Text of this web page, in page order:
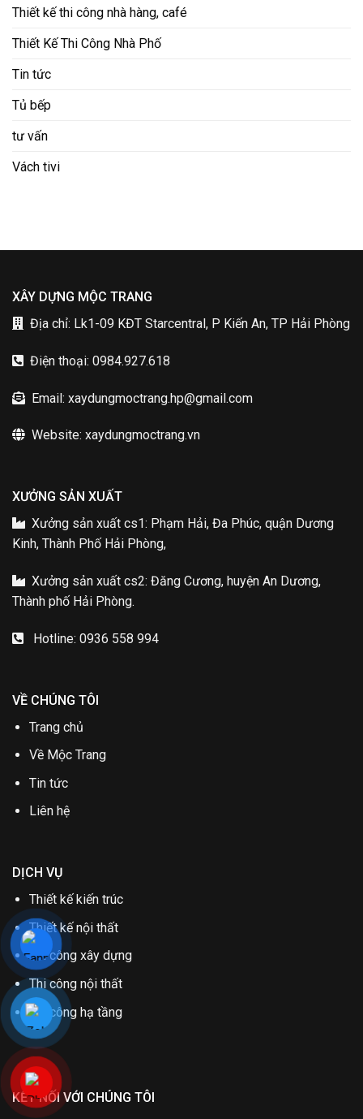
Thiết kế thi công nhà hàng, café
Thiết Kế Thi Công Nhà Phố
Tin tức
Tủ bếp
tư vấn
Vách tivi
XÂY DỰNG MỘC TRANG
Địa chỉ: Lk1-09 KĐT Starcentral, P Kiến An, TP Hải Phòng
Điện thoại: 0984.927.618
Email: xaydungmoctrang.hp@gmail.com
Website: xaydungmoctrang.vn
XƯỞNG SẢN XUẤT
Xưởng sản xuất cs1: Phạm Hải, Đa Phúc, quận Dương
Kinh, Thành Phố Hải Phòng,
Xưởng sản xuất cs2: Đăng Cương, huyện An Dương,
Thành phố Hải Phòng.
Hotline: 0936 558 994
VỀ CHÚNG TÔI
Trang chủ
Về Mộc Trang
Tin tức
Liên hệ
DỊCH VỤ
Thiết kế kiến trúc
Thiết kế nội thất
Thi công xây dựng
Thi công nội thất
Thi công hạ tầng
KẾT NỐI VỚI CHÚNG TÔI